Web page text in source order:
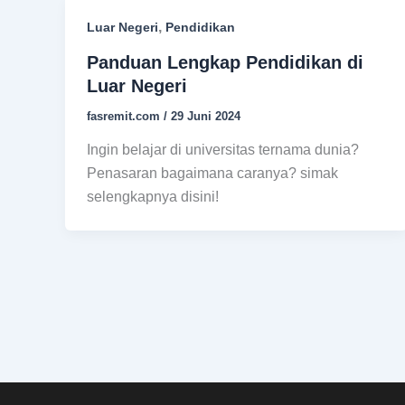
Luar Negeri, Pendidikan
Panduan Lengkap Pendidikan di
Luar Negeri
fasremit.com / 29 Juni 2024
Ingin belajar di universitas ternama dunia?
Penasaran bagaimana caranya? simak
selengkapnya disini!